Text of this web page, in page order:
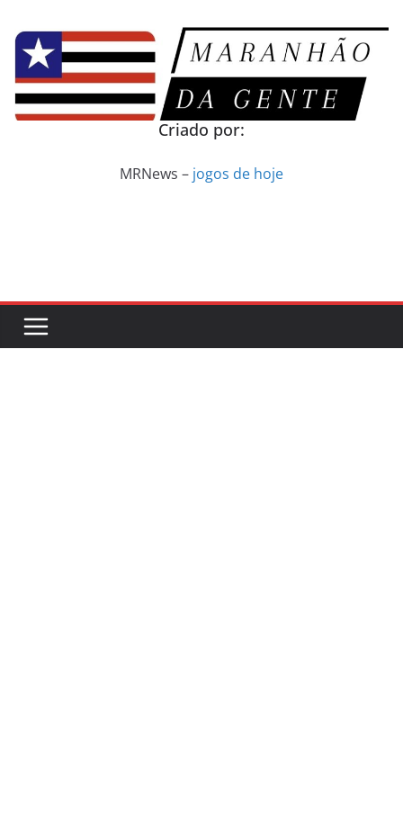
para
conteúdo
Criado por:
MRNews – jogos de hoje